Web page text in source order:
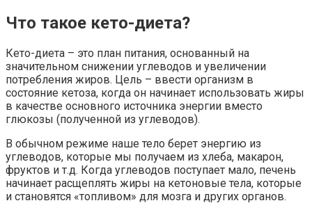
Что такое кето-диета?
Кето-диета – это план питания, основанный на
значительном снижении углеводов и увеличении
потребления жиров. Цель – ввести организм в
состояние кетоза, когда он начинает использовать жиры
в качестве основного источника энергии вместо
глюкозы (полученной из углеводов).
В обычном режиме наше тело берет энергию из
углеводов, которые мы получаем из хлеба, макарон,
фруктов и т.д. Когда углеводов поступает мало, печень
начинает расщеплять жиры на кетоновые тела, которые
и становятся «топливом» для мозга и других органов.